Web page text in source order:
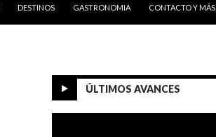
DESTINOS GASTRONOMIA CONTACTO Y
ÚLTIMOS AVANCES